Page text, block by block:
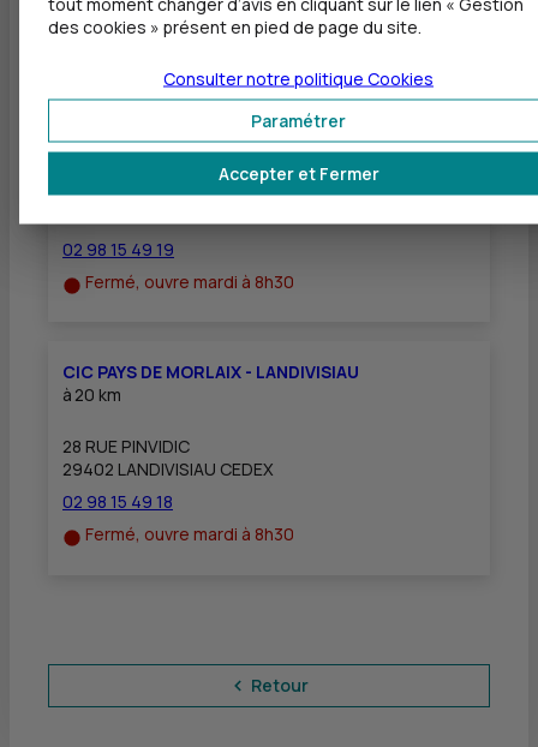
CIC PAYS DE MORLAIX - SAINT-POL-DE-LEON
à17 km
58 RUE CADIOU
02 98 15 49 19
Fermé, ouvre mardi à 8h30
CIC PAYS DE MORLAIX - LANDIVISIAU
à 20 km
28 RUE PINVIDIC
29402 LANDIVISIAU CEDEX
02 98 15 49 18
Fermé, ouvre mardi à 8h30
Retour
des cookies » présent en pied de page du site.
Accepter et Fermer
Paramétrer
Consulter notre politique Cookies